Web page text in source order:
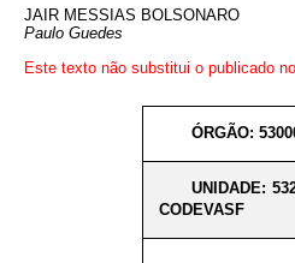
JAIR MESSIAS BOLSONARO
Paulo Guedes
Este texto não substitui o publicado
ÓRGÃO:
UNIDADE:
CODEVASF